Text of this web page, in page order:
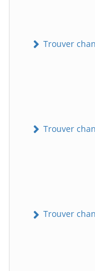
Trouver
Trouver
Trouver